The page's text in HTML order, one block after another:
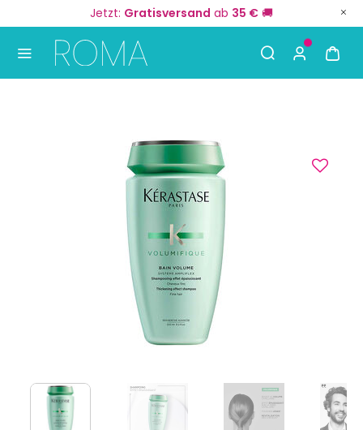
Jetzt: Gratisversand ab 35 € 🚚